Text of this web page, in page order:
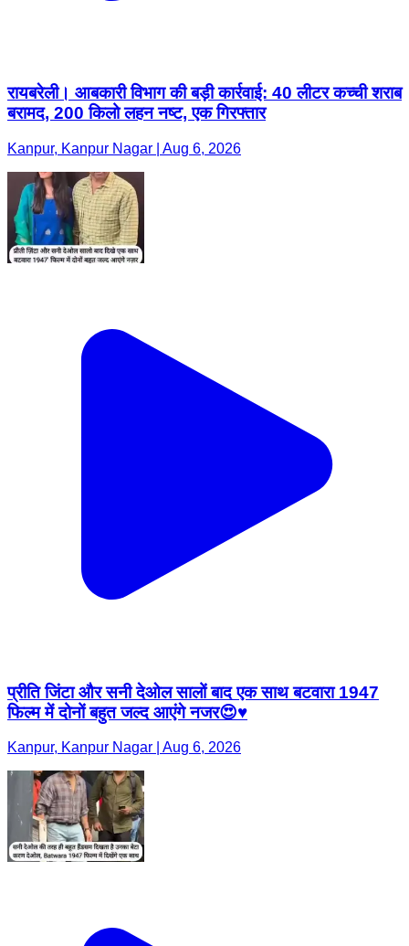
रायबरेली। आबकारी विभाग की बड़ी कार्रवाई: 40 लीटर कच्ची शराब
बरामद, 200 किलो लहन नष्ट, एक गिरफ्तार
Kanpur, Kanpur Nagar | Aug 6, 2026
प्रीति जिंटा और सनी देओल सालों बाद एक साथ बटवारा 1947
फिल्म में दोनों बहुत जल्द आएंगे नजर😍♥️
Kanpur, Kanpur Nagar | Aug 6, 2026